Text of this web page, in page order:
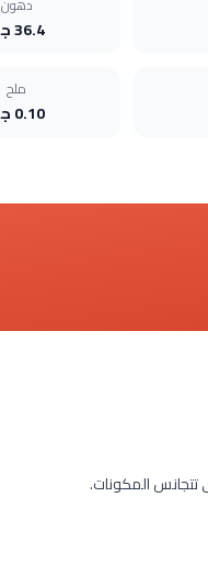
36.4 جم
ملح
0.10 جم
تتجانس المكونات.